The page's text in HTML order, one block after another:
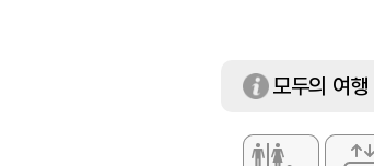
모두의 여